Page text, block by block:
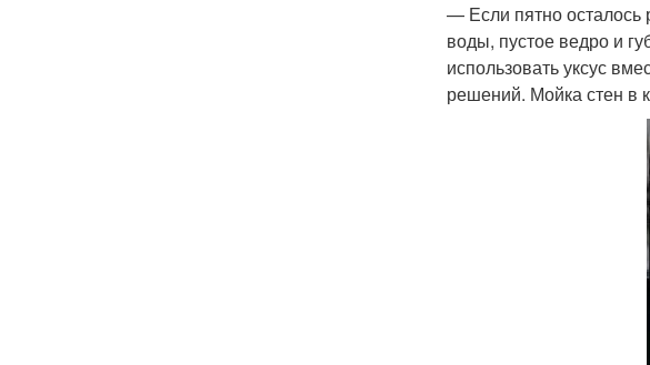
— Если пятно осталось
воды, пустое ведро и
использовать уксус
решений. Мойка стен в